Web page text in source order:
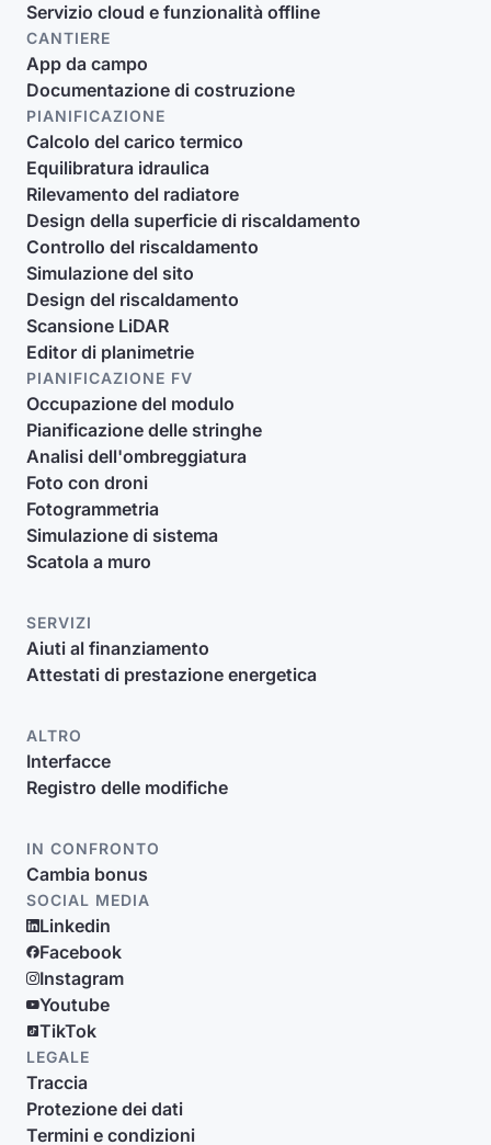
Servizio cloud e funzionalità offline
CANTIERE
App da campo
Documentazione di costruzione
PIANIFICAZIONE
Calcolo del carico termico
Equilibratura idraulica
Rilevamento del radiatore
Design della superficie di riscaldamento
Controllo del riscaldamento
Simulazione del sito
Design del riscaldamento
Scansione LiDAR
Editor di planimetrie
PIANIFICAZIONE FV
Occupazione del modulo
Pianificazione delle stringhe
Analisi dell'ombreggiatura
Foto con droni
Fotogrammetria
Simulazione di sistema
Scatola a muro
SERVIZI
Aiuti al finanziamento
Attestati di prestazione energetica
ALTRO
Interfacce
Registro delle modifiche
IN CONFRONTO
Cambia bonus
SOCIAL MEDIA
Linkedin
Facebook
Instagram
Youtube
TikTok
LEGALE
Traccia
Protezione dei dati
Termini e condizioni